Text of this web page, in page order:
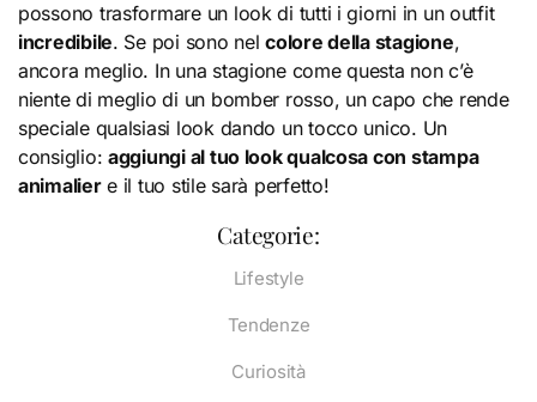
possono trasformare un look di tutti i giorni in un outfit
incredibile. Se poi sono nelcolore della stagione,
ancora meglio. In una stagione come questa non c’è
niente di meglio di un bomber rosso, un capo che rende
speciale qualsiasi look dando un tocco unico. Un
consiglio:aggiungi al tuo look qualcosa con stampa
animaliere il tuo stile sarà perfetto!
Categorie:
Lifestyle
Tendenze
Curiosità